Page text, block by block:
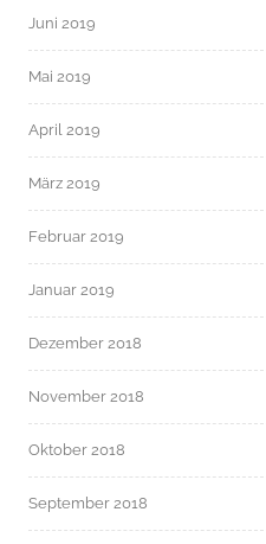
Juni 2019
Mai 2019
April 2019
März 2019
Februar 2019
Januar 2019
Dezember 2018
November 2018
Oktober 2018
September 2018